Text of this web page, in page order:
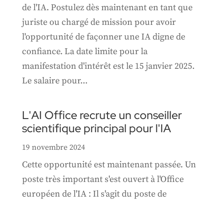
de l'IA. Postulez dès maintenant en tant que
juriste ou chargé de mission pour avoir
l'opportunité de façonner une IA digne de
confiance. La date limite pour la
manifestation d'intérêt est le 15 janvier 2025.
Le salaire pour...
L'AI Office recrute un conseiller
scientifique principal pour l'IA
19 novembre 2024
Cette opportunité est maintenant passée. Un
poste très important s'est ouvert à l'Office
européen de l'IA : Il s'agit du poste de